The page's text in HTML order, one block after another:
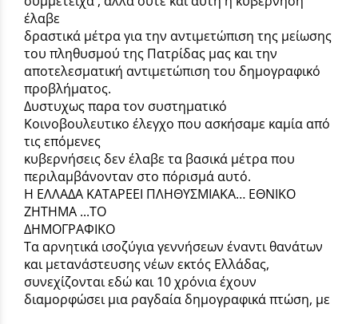
έλαβε
δραστικά μέτρα για την αντιμετώπιση της μείωσης
του πληθυσμού της Πατρίδας μας και την
αποτελεσματική αντιμετώπιση του δημογραφικό
προβλήματος.
Δυστυχως παρα τον συστηματικό
Κοινοβουλευτικο έλεγχο που ασκήσαμε καμία από
τις επόμενες
κυβερνήσεις δεν έλαβε τα βασικά μέτρα που
περιλαμβάνονταν στο πόρισμά αυτό.
Η ΕΛΛΑΔΑ ΚΑΤΑΡΕΕΙ ΠΛΗΘΥΣΜΙΑΚΑ… ΕΘΝΙΚΟ
ΖΗΤΗΜΑ ...ΤΟ
ΔΗΜΟΓΡΑΦΙΚΟ
Τα αρνητικά ισοζύγια γεννήσεων έναντι θανάτων
και μετανάστευσης νέων εκτός Ελλάδας,
συνεχίζονται εδώ και 10 χρόνια έχουν
διαμορφώσει μια ραγδαία δημογραφικά πτώση, με